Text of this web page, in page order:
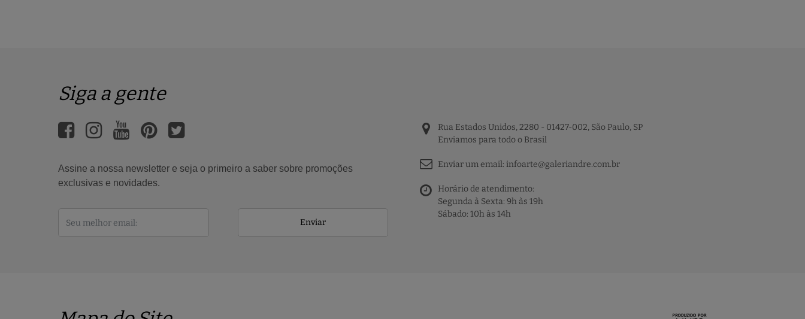
Siga a gente
Assine a nossa newsletter e seja o primeiro a saber sobre promoções
exclusivas e novidades.
Enviar
Rua Estados Unidos, 2280 - 01427-002, São Paulo, SP
Enviamos para todo o Brasil
Enviar um email: infoarte@galeriandre.com.br
Horário de atendimento:
Segunda à Sexta: 9h às 19h
Sábado: 10h às 14h